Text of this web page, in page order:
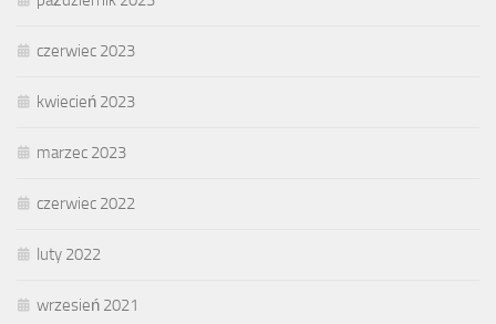
czerwiec 2023
kwiecień 2023
marzec 2023
czerwiec 2022
luty 2022
wrzesień 2021